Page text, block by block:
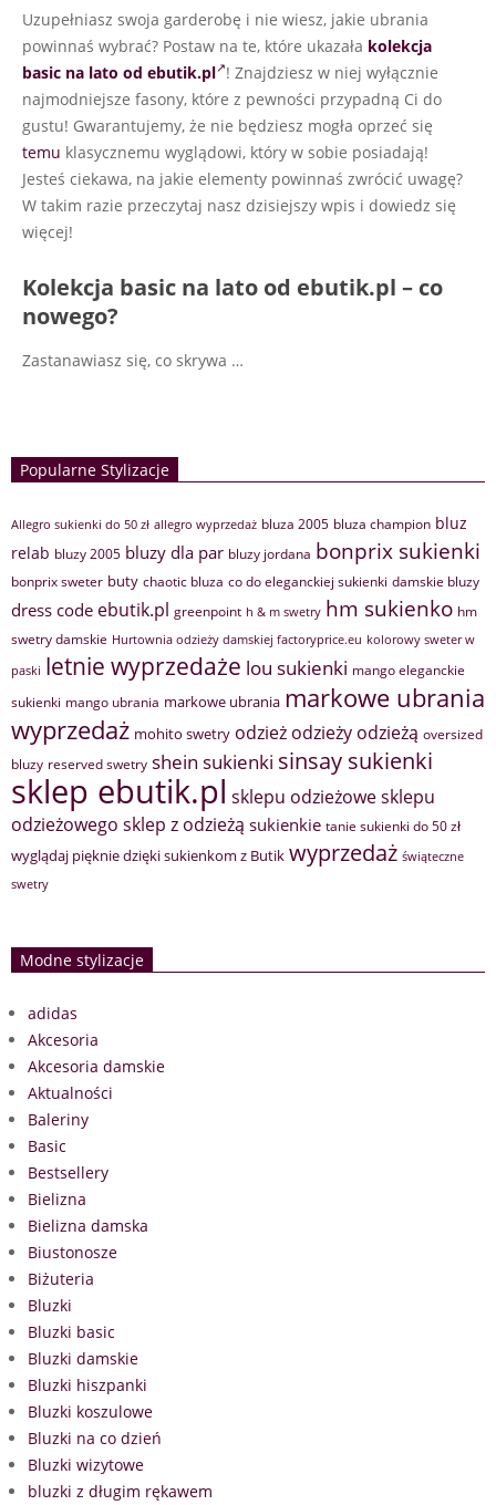
Uzupełniasz swoja garderobę i nie wiesz, jakie ubrania
powinnaś wybrać? Postaw na te, które ukazała kolekcja
basic na lato od ebutik.pl ! Znajdziesz w niej wyłącznie
najmodniejsze fasony, które z pewności przypadną Ci do
gustu! Gwarantujemy, że nie będziesz mogła oprzeć się
temu klasycznemu wyglądowi, który w sobie posiadają!
Jesteś ciekawa, na jakie elementy powinnaś zwrócić uwagę?
W takim razie przeczytaj nasz dzisiejszy wpis i dowiedz się
więcej!
Kolekcja basic na lato od ebutik.pl – co
nowego?
Zastanawiasz się, co skrywa …
Popularne Stylizacje
Allegro sukienki do 50 zł allegro wyprzedaż bluza 2005 bluza champion bluz
relab bluzy 2005 bluzy dla par bluzy jordana bonprix sukienki
bonprix sweter buty chaotic bluza co do eleganckiej sukienki damskie bluzy
dress code ebutik.pl greenpoint h & m swetry hm sukienko hm
swetry damskie Hurtownia odzieży damskiej factoryprice.eu kolorowy sweter w
paski letnie wyprzedaże lou sukienki mango eleganckie
sukienki mango ubrania markowe ubrania markowe ubrania
wyprzedaż mohito swetry odzież odzieży odzieżą oversized
bluzy reserved swetry shein sukienki sinsay sukienki
sklep ebutik.pl sklepu odzieżowesklepu
odzieżowego sklep z odzieżą sukienkie tanie sukienki do 50 zł
wyglądaj pięknie dzięki sukienkom z Butik wyprzedaż świąteczne
swetry
Modne stylizacje
adidas
Akcesoria
Akcesoria damskie
Aktualności
Baleriny
Basic
Bestsellery
Bielizna
Bielizna damska
Biustonosze
Biżuteria
Bluzki
Bluzki basic
Bluzki damskie
Bluzki hiszpanki
Bluzki koszulowe
Bluzki na co dzień
Bluzki wizytowe
bluzki z długim rękawem